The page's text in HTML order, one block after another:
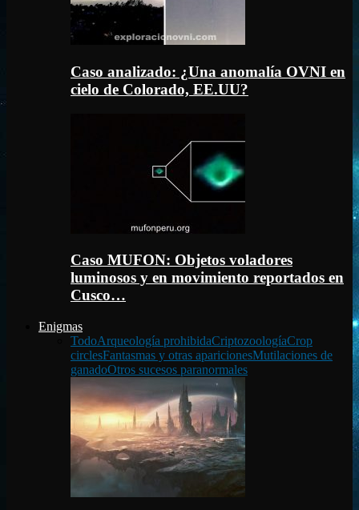
Caso analizado: ¿Una anomalía OVNI en
cielo de Colorado, EE.UU?
Caso MUFON: Objetos voladores
luminosos y en movimiento reportados en
Cusco…
Enigmas
TodoArqueología prohibidaCriptozoologíaCrop
circlesFantasmas y otras aparicionesMutilaciones de
ganadoOtros sucesos paranormales